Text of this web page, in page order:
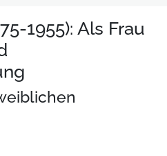
1955): Als Frau